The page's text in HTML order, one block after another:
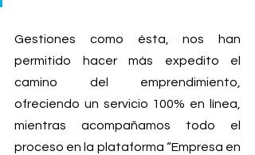
Gestiones como ésta, nos han
permitido hacer más expedito el
camino del emprendimiento,
ofreciendo un servicio 100% en línea,
mientras acompañamos todo el
proceso en la plataforma “Empresa en